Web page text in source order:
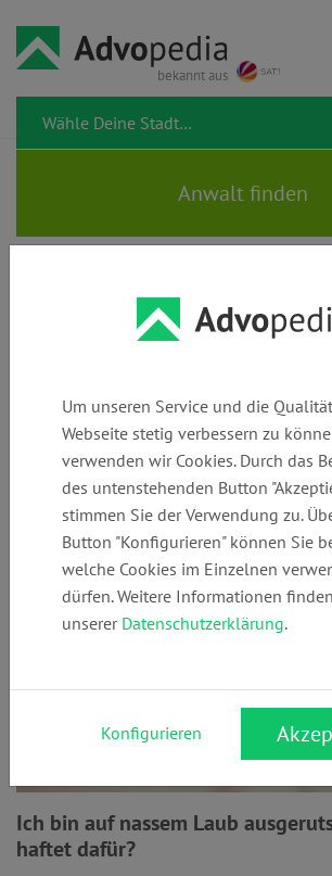
bekannt aus
Rechtstipps zum
Verkehrssicherungspflicht
Ich bin auf nassem Laub
haftet dafür?
Um unseren Service und die
Webseite stetig verbessern zu
verwenden wir Cookies. Durch das
des untenstehenden Button
stimmen Sie der Verwendung zu.
Button "Konfigurieren" können Sie
welche Cookies im Einzelnen
dürfen. Weitere Informationen
unserer Datenschutzerklärung.
Konfigurieren